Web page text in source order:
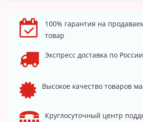
100% гарантия на
товар
Экспресс доставка по России
Высокое качество товаров
Круглосуточный центр